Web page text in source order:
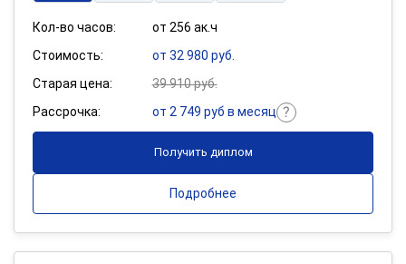
Кол-во часов:
от 256 ак.ч
Стоимость:
от 32 980 руб.
Старая цена:
39 910 руб.
Рассрочка:
от 2 749 руб в месяц
Получить диплом
Подробнее